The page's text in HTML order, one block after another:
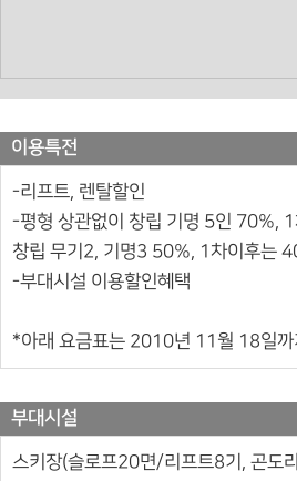
이용특전
-리프트, 렌탈할인
-평형 상관없이 창립 기명 5인 70%,
창립 무기2, 기명3 50%, 1차이후는
-부대시설 이용할인혜택
*아래 요금표는 2010년 11월 18일까
부대시설
스키장(슬로프20면/리프트8기, 곤도